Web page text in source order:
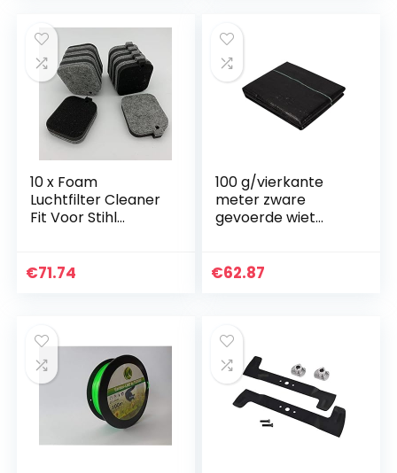
10 x Foam
Luchtfilter Cleaner
Fit Voor Stihl
OEM Onderdelen
€71.74
100 g/vierkante
meter zware
gevoerde wiet
ctuur cover tuin
€62.87